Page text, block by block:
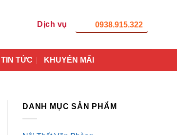
Dịch vụ 0938.915.322
TIN TỨC KHUYẾN MÃI
DANH MỤC SẢN PHẨM